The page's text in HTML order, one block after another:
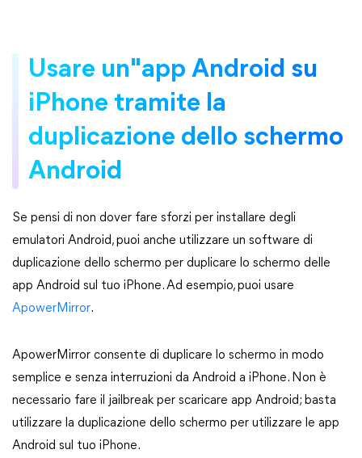
Usare un"app Android su
iPhone tramite la
duplicazione dello schermo
Android
Se pensi di non dover fare sforzi per installare degli
emulatori Android, puoi anche utilizzare un software di
duplicazione dello schermo per duplicare lo schermo delle
app Android sul tuo iPhone. Ad esempio, puoi usare
ApowerMirror.
ApowerMirror consente di duplicare lo schermo in modo
semplice e senza interruzioni da Android a iPhone. Non è
necessario fare il jailbreak per scaricare app Android; basta
utilizzare la duplicazione dello schermo per utilizzare le app
Android sul tuo iPhone.